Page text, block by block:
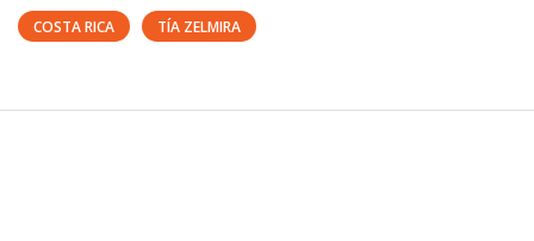
COSTA RICA TÍA ZELMIRA